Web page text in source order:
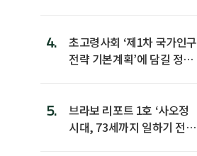
4.
초고령사회 ‘제1차 국가인구
전략 기본계획’에 담길 정책
5.
브라보 리포트 1호 ‘사오정
시대, 73세까지 일하기 전략’